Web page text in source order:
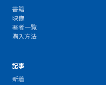
書籍
映像
著者一覧
購入方法
記事
新着